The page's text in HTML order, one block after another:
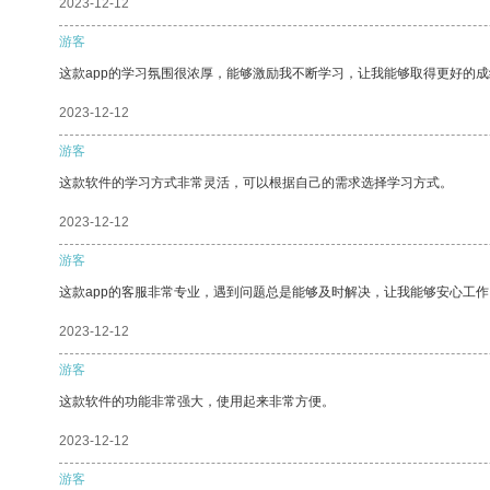
2023-12-12
游客
这款app的学习氛围很浓厚，能够激励我不断学习，让我能够取得更好的
2023-12-12
游客
这款软件的学习方式非常灵活，可以根据自己的需求选择学习方式。
2023-12-12
游客
这款app的客服非常专业，遇到问题总是能够及时解决，让我能够安心工
2023-12-12
游客
这款软件的功能非常强大，使用起来非常方便。
2023-12-12
游客